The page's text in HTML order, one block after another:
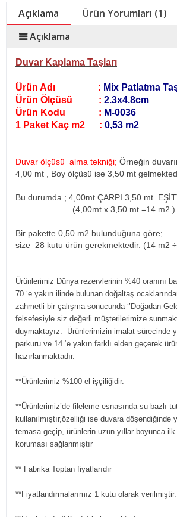
Açıklama
Ürün Yorumları (1)
Açıklama
Duvar Kaplama Taşları
Ürün Adı : Mix Patlatma
Ürün Ölçüsü : 2.3x4.8cm
Ürün Kodu : M-0036
1 Paket Kaç m2 : 0,53 m2
Duvar ölçüsü alma tekniği; Örneğin
4,00 mt , Boy ölçüsü ise 3,50 mt
Bu durumda ; 4,00mt ÇARPI 3,50 mt
(4,00mt x 3,50 mt =14 m2 )
Bir pakette 0,50 m2 bulunduğuna göre;
size 28 kutu ürün gerekmektedir. (14 m2
Ürünlerimiz Dünya rezervlerinin %40 oranını
70 ‘e yakın ilinde bulunan doğaltaş
zahmetli bir çalışma sonucunda ‘’Doğadan
felsefesiyle siz değerli müşterilerimize
duymaktayız. Ürünlerimizin imalat sürecinde
parkuru ve 14 ‘e yakın farklı elden geçerek
hazırlanmaktadır.
**Ürünlerimiz %100 el işçiliğidir.
**Ürünlerimiz’de fileleme esnasında su bazlı
kullanılmıştır,özelliği ise duvara döşendiğinde
temasa geçip, ürünlerin uzun yıllar boyunca ilk
koruması sağlanmıştır
** Fabrika Toptan fiyatlarıdır
**Fiyatlandırmalarımız 1 kutu olarak verilmiştir.